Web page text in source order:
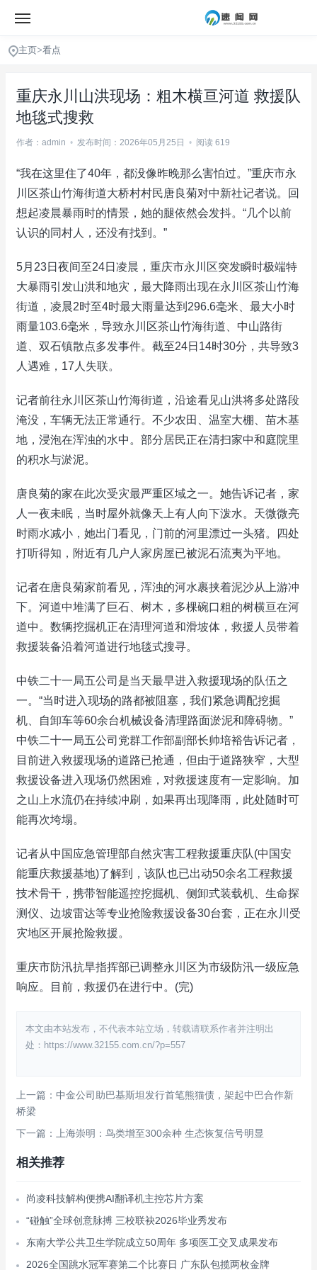
主页>看点
重庆永川山洪现场：粗木横亘河道 救援队
地毯式搜救
作者：admin • 发布时间：2026年05月25日 • 阅读 619
“我在这里住了40年，都没像昨晚那么害怕过。”重庆市永
川区茶山竹海街道大桥村村民唐良菊对中新社记者说。回
想起凌晨暴雨时的情景，她的腿依然会发抖。“几个以前
认识的同村人，还没有找到。”
5月23日夜间至24日凌晨，重庆市永川区突发瞬时极端特
大暴雨引发山洪和地灾，最大降雨出现在永川区茶山竹海
街道，凌晨2时至4时最大雨量达到296.6毫米、最大小时
雨量103.6毫米，导致永川区茶山竹海街道、中山路街
道、双石镇散点多发事件。截至24日14时30分，共导致3
人遇难，17人失联。
记者前往永川区茶山竹海街道，沿途看见山洪将多处路段
淹没，车辆无法正常通行。不少农田、温室大棚、苗木基
地，浸泡在浑浊的水中。部分居民正在清扫家中和庭院里
的积水与淤泥。
唐良菊的家在此次受灾最严重区域之一。她告诉记者，家
人一夜未眠，当时屋外就像天上有人向下泼水。天微微亮
时雨水减小，她出门看见，门前的河里漂过一头猪。四处
打听得知，附近有几户人家房屋已被泥石流夷为平地。
记者在唐良菊家前看见，浑浊的河水裹挟着泥沙从上游冲
下。河道中堆满了巨石、树木，多棵碗口粗的树横亘在河
道中。数辆挖掘机正在清理河道和滑坡体，救援人员带着
救援装备沿着河道进行地毯式搜寻。
中铁二十一局五公司是当天最早进入救援现场的队伍之
一。“当时进入现场的路都被阻塞，我们紧急调配挖掘
机、自卸车等60余台机械设备清理路面淤泥和障碍物。”
中铁二十一局五公司党群工作部副部长帅培裕告诉记者，
目前进入救援现场的道路已抢通，但由于道路狭窄，大型
救援设备进入现场仍然困难，对救援速度有一定影响。加
之山上水流仍在持续冲刷，如果再出现降雨，此处随时可
能再次垮塌。
记者从中国应急管理部自然灾害工程救援重庆队(中国安
能重庆救援基地)了解到，该队也已出动50余名工程救援
技术骨干，携带智能遥控挖掘机、侧卸式装载机、生命探
测仪、边坡雷达等专业抢险救援设备30台套，正在永川受
灾地区开展抢险救援。
重庆市防汛抗旱指挥部已调整永川区为市级防汛一级应急
响应。目前，救援仍在进行中。(完)
本文由本站发布，不代表本站立场，转载请联系作者并注明出
处：https://www.32155.com.cn/?p=557
上一篇：中金公司助巴基斯坦发行首笔熊猫债，架起中巴合作新
桥梁
下一篇：上海崇明：鸟类增至300余种 生态恢复信号明显
相关推荐
尚凌科技解构便携AI翻译机主控芯片方案
“碰触”全球创意脉搏 三校联袂2026毕业秀发布
东南大学公共卫生学院成立50周年 多项医工交叉成果发布
2026全国跳水冠军赛第二个比赛日 广东队包揽两枚金牌